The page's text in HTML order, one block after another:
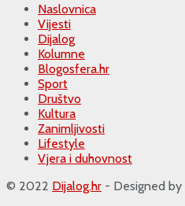
Naslovnica
Vijesti
Dijalog
Kolumne
Blogosfera.hr
Sport
Društvo
Kultura
Zanimljivosti
Lifestyle
Vjera i duhovnost
© 2022 Dijalog.hr - Designed by